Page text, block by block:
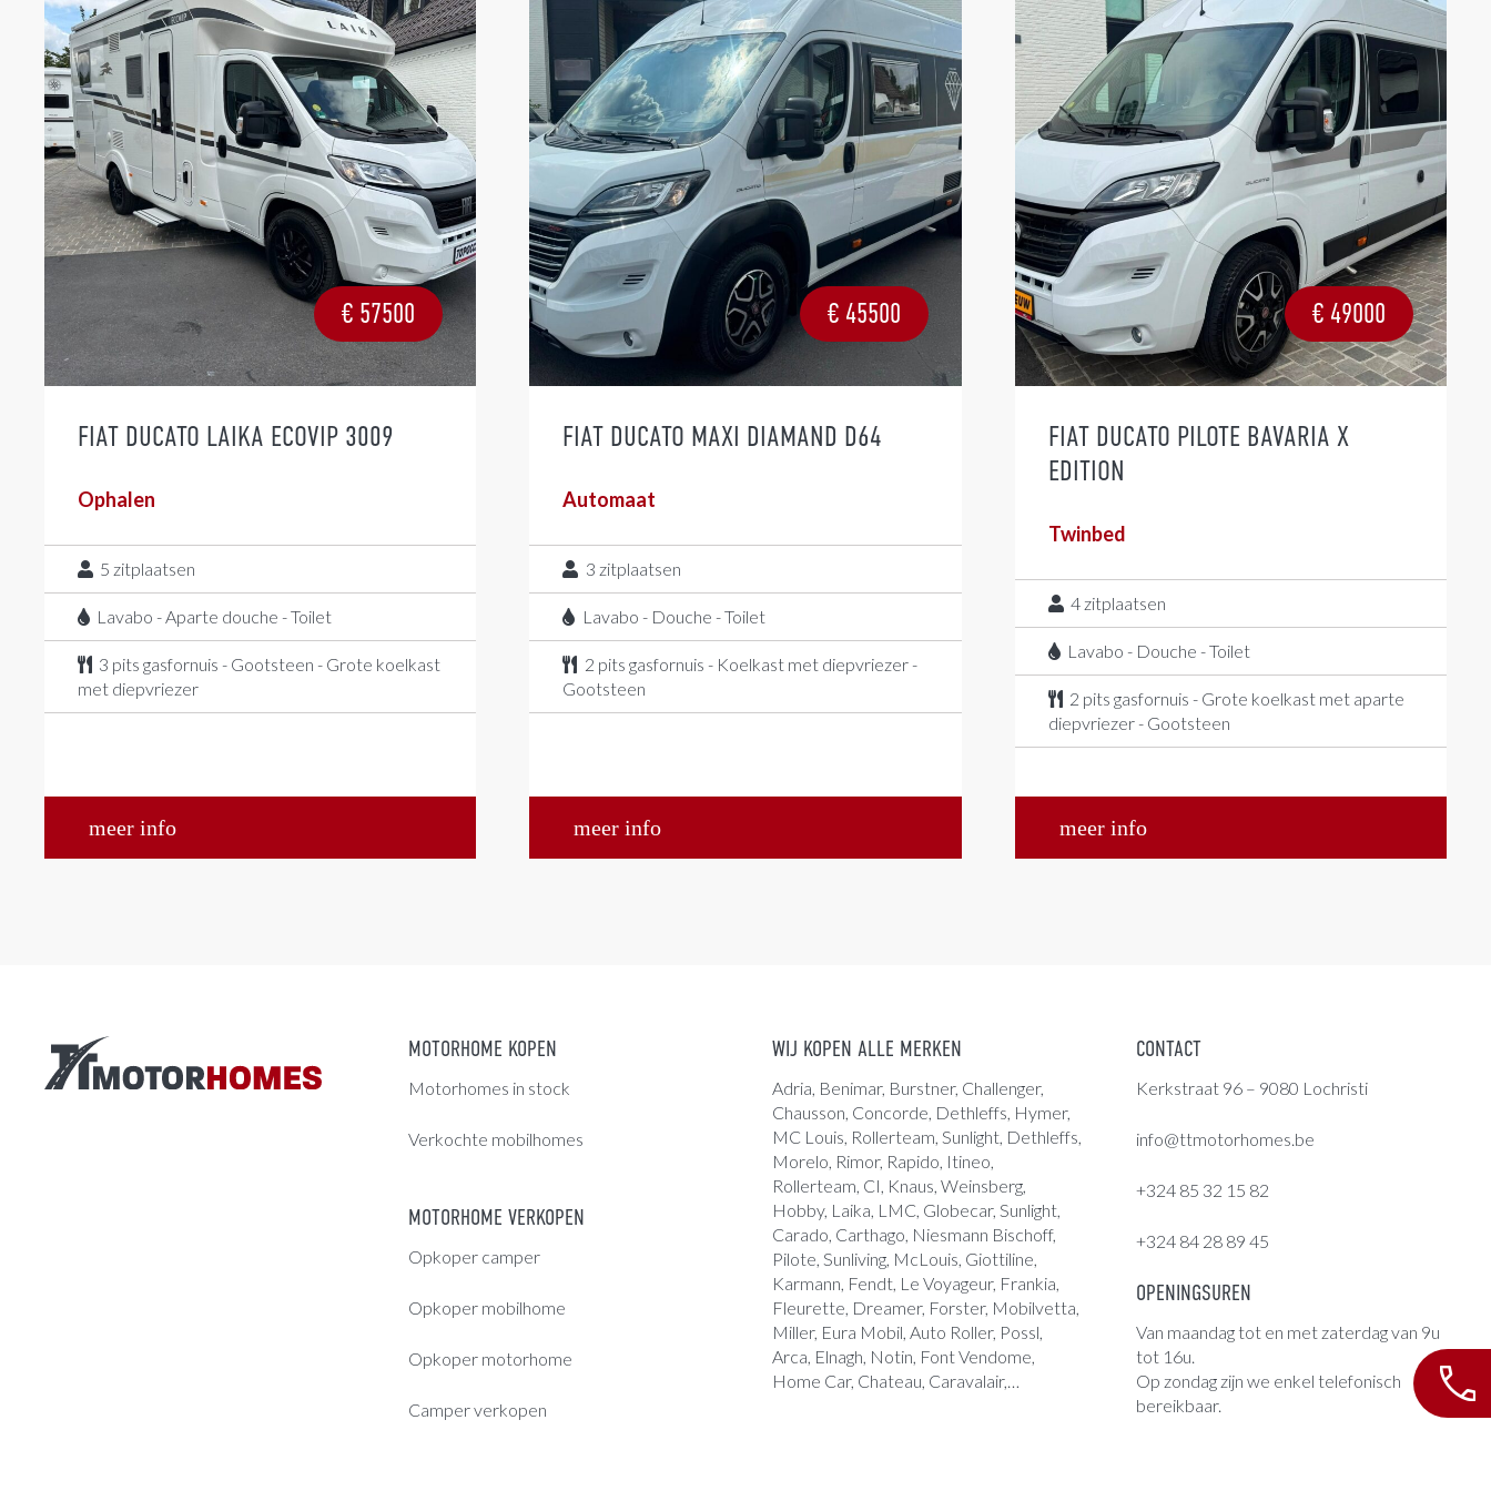
€ 57500
FIAT DUCATO LAIKA ECOVIP 3009
Ophalen
5 zitplaatsen
Lavabo - Aparte douche - Toilet
3 pits gasfornuis - Gootsteen - Grote koelkast
met diepvriezer
meer info
€ 45500
FIAT DUCATO MAXI DIAMAND D64
Automaat
3 zitplaatsen
Lavabo - Douche - Toilet
2 pits gasfornuis - Koelkast met diepvriezer -
Gootsteen
meer info
€ 49000
FIAT DUCATO PILOTE BAVARIA X
EDITION
Twinbed
4 zitplaatsen
Lavabo - Douche - Toilet
2 pits gasfornuis - Grote koelkast met aparte
diepvriezer - Gootsteen
meer info
MOTORHOME KOPEN
Motorhomes in stock
Verkochte mobilhomes
MOTORHOME VERKOPEN
Opkoper camper
Opkoper mobilhome
Opkoper motorhome
Camper verkopen
WIJ KOPEN ALLE MERKEN
Adria, Benimar, Burstner, Challenger,
Chausson, Concorde, Dethleffs, Hymer,
MC Louis, Rollerteam, Sunlight, Dethleffs,
Morelo, Rimor, Rapido, Itineo,
Rollerteam, CI, Knaus, Weinsberg,
Hobby, Laika, LMC, Globecar, Sunlight,
Carado, Carthago, Niesmann Bischoff,
Pilote, Sunliving, McLouis, Giottiline,
Karmann, Fendt, Le Voyageur, Frankia,
Fleurette, Dreamer, Forster, Mobilvetta,
Miller, Eura Mobil, Auto Roller, Possl,
Arca, Elnagh, Notin, Font Vendome,
Home Car, Chateau, Caravalair,…
CONTACT
Kerkstraat 96 – 9080 Lochristi
info@ttmotorhomes.be
+324 85 32 15 82
+324 84 28 89 45
OPENINGSUREN
Van maandag tot en met zaterdag van 9u
tot 16u.
Op zondag zijn we enkel telefonisch
bereikbaar.